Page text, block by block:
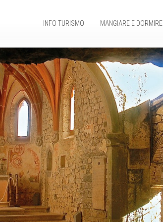
INFO TURISMO MANGIARE E DORMIRE